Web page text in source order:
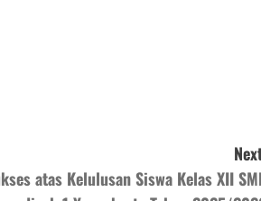
atas Kelulusan Siswa Kelas XII